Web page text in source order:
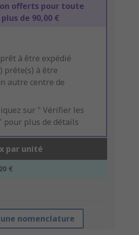
offerts pour toute
de 90,00 €
à être expédié
prête(s) à être
autre centre de
sur " Vérifier les
pour plus de détails
par unité
€
nomenclature